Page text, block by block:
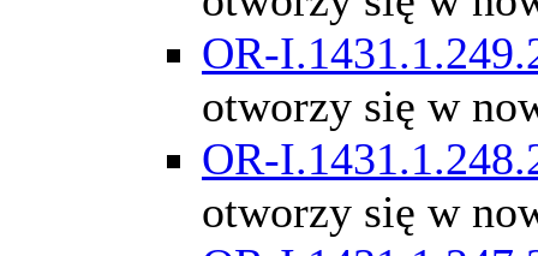
OR-
otworzy się w
OR-
otworzy się w